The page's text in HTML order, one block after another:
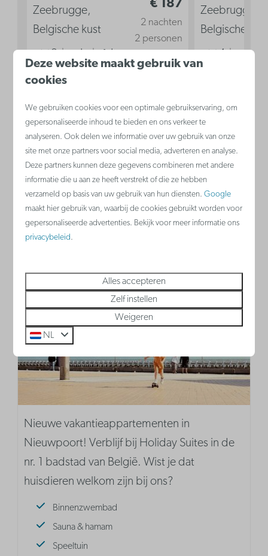
€ 187
2 nachten
2 personen
Zeebrugge,
Belgische kust
2
Dubbel bed in woonkamer
Bekijken
Zeebrugge,
Belgische
Ja
Zetelbed
Dubbel
België - Belgische kust
Nieuwe vakantieappartementen in
Nieuwpoort! Verblijf bij Holiday Suites in de
nr. 1 badstad van België. Wist je dat
huisdieren welkom zijn bij ons?
Binnenzwembad
Sauna & hamam
Speeltuin
Deze website maakt gebruik van
cookies
We gebruiken cookies voor een optimale gebruikservaring, om
gepersonaliseerde inhoud te bieden en ons verkeer te
analyseren. Ook delen we informatie over uw gebruik van onze
site met onze partners voor social media, adverteren en analyse.
Deze partners kunnen deze gegevens combineren met andere
informatie die u aan ze heeft verstrekt of die ze hebben
verzameld op basis van uw gebruik van hun diensten.Google
maakt hier gebruik van, waarbij de cookies gebruikt worden voor
gepersonaliseerde advertenties. Bekijk voor meer informatie ons
privacybeleid.
Alles accepteren
Zelf instellen
Weigeren
NL